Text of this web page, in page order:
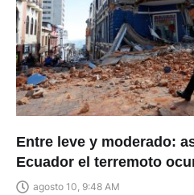
Entre leve y moderado:
Ecuador el terremoto
agosto 10, 9:48 AM